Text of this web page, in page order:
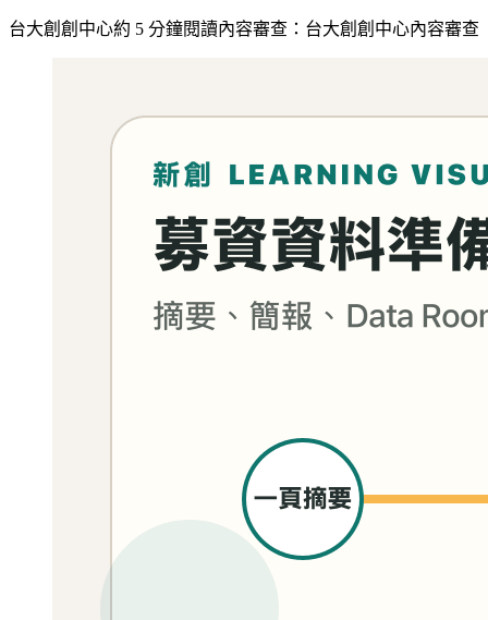
台大創創中心約 5 分鐘閱讀內容審查： 台大創創中心內容審查